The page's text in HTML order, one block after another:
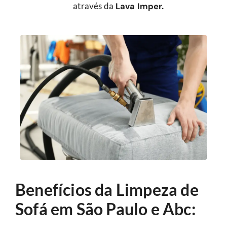
através da Lava Imper.
Benefícios da Limpeza de
Sofá em São Paulo e Abc: